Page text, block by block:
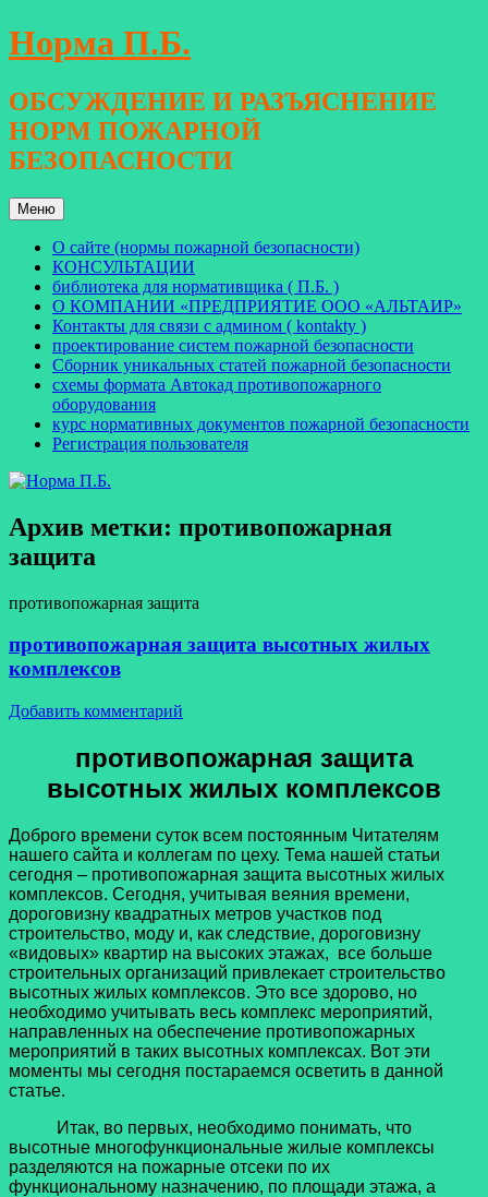
Перейти
к
Норма П.Б.
ОБСУЖДЕНИЕ И РАЗЪЯСНЕНИЕ
НОРМ ПОЖАРНОЙ
БЕЗОПАСНОСТИ
Меню
О сайте (нормы пожарной безопасности)
КОНСУЛЬТАЦИИ
библиотека для нормативщика ( П.Б. )
О КОМПАНИИ «ПРЕДПРИЯТИЕ ООО «АЛЬТАИР»
Контакты для связи с админом ( kontakty )
проектирование систем пожарной безопасности
Сборник уникальных статей пожарной безопасности
схемы формата Автокад противопожарного
оборудования
курс нормативных документов пожарной безопасности
Регистрация пользователя
Архив метки: противопожарная
защита
противопожарная защита
противопожарная защита высотных жилых
комплексов
Добавить комментарий
противопожарная защита
высотных жилых комплексов
Доброго времени суток всем постоянным Читателям
нашего сайта и коллегам по цеху. Тема нашей статьи
сегодня – противопожарная защита высотных жилых
комплексов. Сегодня, учитывая веяния времени,
дороговизну квадратных метров участков под
строительство, моду и, как следствие, дороговизну
«видовых» квартир на высоких этажах, все больше
строительных организаций привлекает строительство
высотных жилых комплексов. Это все здорово, но
необходимо учитывать весь комплекс мероприятий,
направленных на обеспечение противопожарных
мероприятий в таких высотных комплексах. Вот эти
моменты мы сегодня постараемся осветить в данной
статье.
Итак, во первых, необходимо понимать, что
высотные многофункциональные жилые комплексы
разделяются на пожарные отсеки по их
функциональному назначению, по площади этажа, а